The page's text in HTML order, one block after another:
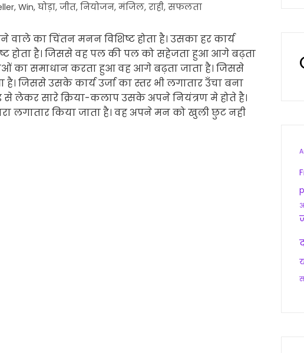
, Win, घोड़ा, जीत, नियोजन, मंजिल, राही, सफलता
वाले का चिंतन मनन विशिष्ट होता है। उसका हर कार्य
होता है। जिससे वह पल की पल को सहेजता हुआ आगे बढ़ता
का समाधान करता हुआ वह आगे बढ़ता जाता है। जिससे
जिससे उसके कार्य उर्जा का स्तर भी लगातार उँचा बना
से लेकर सारे क्रिया-कलाप उसके अपने नियंत्रण मे होते है।
लगातार किया जाता है। वह अपने मन को खुली छुट नही